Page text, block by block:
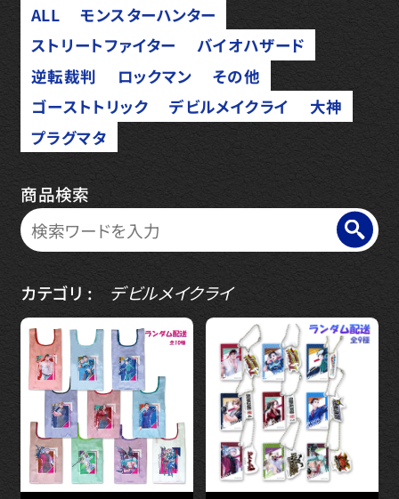
ALL
モンスターハンター
ストリートファイター
バイオハザード
逆転裁判
ロックマン
その他
ゴーストトリック
デビルメイクライ
大神
プラグマタ
商品検索
カテゴリ : デビルメイクライ